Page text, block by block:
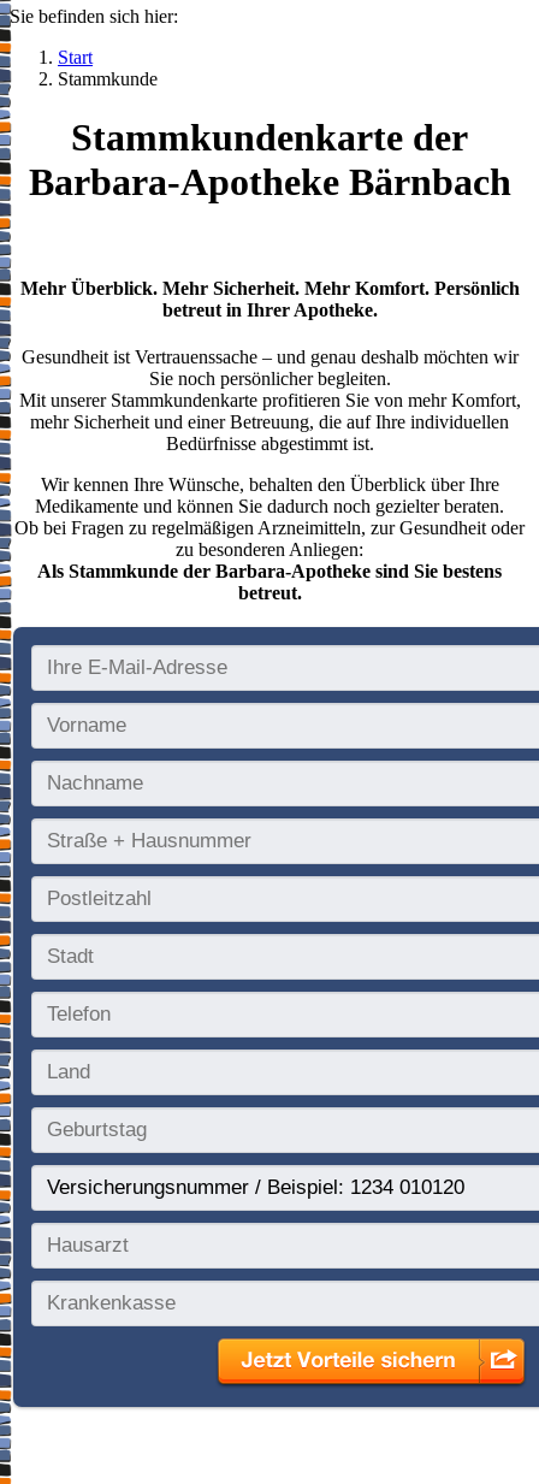
Sie befinden sich hier:
Start
Stammkunde
Stammkundenkarte der
Barbara-Apotheke Bärnbach
Mehr Überblick. Mehr Sicherheit. Mehr Komfort. Persönlich
betreut in Ihrer Apotheke.
Gesundheit ist Vertrauenssache – und genau deshalb möchten wir
Sie noch persönlicher begleiten.
Mit unserer Stammkundenkarte profitieren Sie von mehr Komfort,
mehr Sicherheit und einer Betreuung, die auf Ihre individuellen
Bedürfnisse abgestimmt ist.
Wir kennen Ihre Wünsche, behalten den Überblick über Ihre
Medikamente und können Sie dadurch noch gezielter beraten.
Ob bei Fragen zu regelmäßigen Arzneimitteln, zur Gesundheit oder
zu besonderen Anliegen:
Als Stammkunde der Barbara-Apotheke sind Sie bestens
betreut.